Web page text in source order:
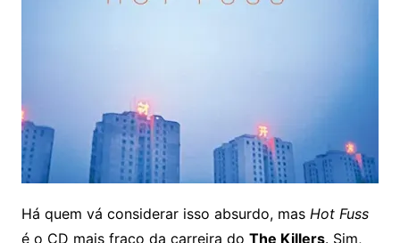
Há quem vá considerar isso absurdo, mas Hot Fuss
é o CD mais fraco da carreira do The Killers. Sim,